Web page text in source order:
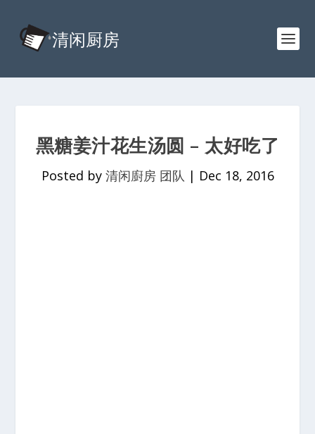
黑糖姜汁花生汤圆 – 太好吃了
Posted by 清闲廚房 团队 | Dec 18, 2016